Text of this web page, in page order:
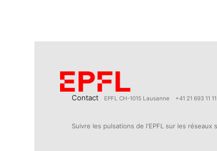
Contact EPFL CH-1015 Lausanne +41 21 693 11 11
Suivre les pulsations de l'EPFL sur les réseaux